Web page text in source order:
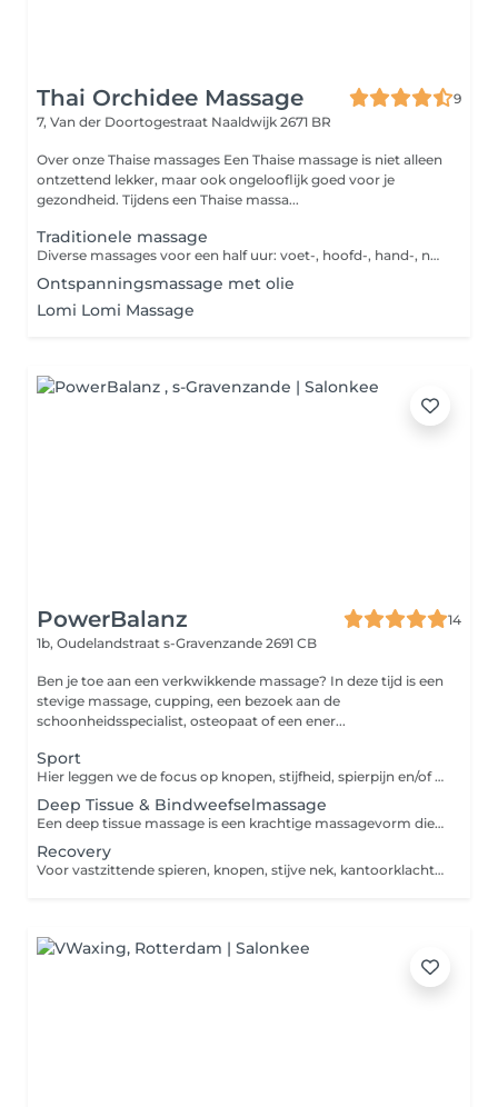
Thai Orchidee Massage
9
7, Van der Doortogestraat Naaldwijk 2671 BR
Over onze Thaise massages Een Thaise massage is niet alleen
ontzettend lekker, maar ook ongelooflijk goed voor je
gezondheid. Tijdens een Thaise massa...
Traditionele massage
Diverse massages voor een half uur: voet-, hoofd-, hand-, nek-, schouders-, of rugmassage.
Ontspanningsmassage met olie
Lomi Lomi Massage
PowerBalanz
14
1b, Oudelandstraat s-Gravenzande 2691 CB
Ben je toe aan een verkwikkende massage? In deze tijd is een
stevige massage, cupping, een bezoek aan de
schoonheidsspecialist, osteopaat of een ener...
Sport
Hier leggen we de focus op knopen, stijfheid, spierpijn en/of gebieden waar wij andere knelpunten ontdekken. Deze massage wordt uitgevoerd in een hoger tempo. Hierbij worden veel rek en strek technieken gebruikt. Wanneer boek je een sportmassage? Indien er een onbalans ontstaat in het lichaam, door overbelasting kunnen er een aantal reacties ontstaan, zoals spierpijn, vermoeidheid, een minder goede doorbloeding, stijfheid en verhoogde spanning. Een sportmassage kan deze reacties wegnemen of verminderen. Een sportmassage is dus in de eerste plaats gericht om sporters weer fit te krijgen, maar kan ook ontspannend werken. Daarom kan het ook geschikt zijn voor niet sporters. Bij het toepassen van een sportmassage door een sportmasseur worden de volgende processen in gang gezet: In de huid en spieren gaan de haarvaten open staan, wat de doorbloeding aanzienlijk verbetert. Door deze betere doorbloeding worden afvalstoffen beter afgevoerd en kan spierpijn voorkomen worden. Zuurstof en andere voedingsstoffen weten de spieren beter te bereiken en helpen bij het herstel en opbouw De spierspanning neemt af door de inwendige druk van de massage.
Deep Tissue & Bindweefselmassage
Een deep tissue massage is een krachtige massagevorm die een diepe uitwerking heeft op het lichaam. Tijdens deze massage gaat de aandacht vooral naar de spieren. Maar een Deep Tissue massage richt zich niet per se alleen op de spieren, maar vooral op het bindweefsel rondom uw spieren. Wanneer boek je een deep tissue massage? Zit je gedurende een langere tijd in een slechte houding. Last van stress, zorgen, angst, ongerustheid of frustratie. Dan ben je onopgemerkt je spieren aan het verkrampen! Ook kan je last krijgen van het bindweefsel i.c.m. lange autoritten of gebrek aan beweging. Het bindweefsel zorgt er dan voor dat het zich tussen de spieren ophoopt. hiervan kan je spierknopen, spierpijn of stijfheid ervaren. Indien dit voor komt, is het de moeite waard om het bindweefsel met een deep tissue massage los te masseren, zodat er weer meer ruimte vrijkomt en je spieren soepeler worden.
Recovery
Voor vastzittende spieren, knopen, stijve nek, kantoorklachten. Deze massage wordt gegeven op een rustig tempo, maar is stevig op de focusgebieden. Hier leggen wij de focus op knopen, stijfheid, spierpijn en/of gebieden waar wij zelf andere knelpunten ontdekken. Technieken die worden toegepast zijn: Deep Muscular Technique (DMT), Tuina, Shiatsu, Pijit en Zweedse massage. Bindweefsel en cuppingmassage wordt ook regelmatig toegepast!